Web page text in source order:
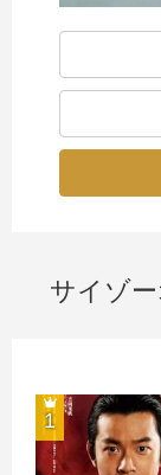
サイゾ
1